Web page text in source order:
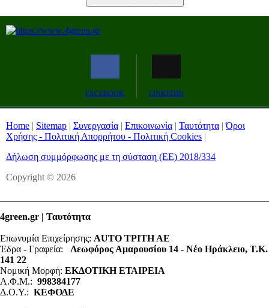
FACEBOOK LINKEDIN
Home | Sitemap | Συνεργασία | Επικοινωνία | Ταυτότητα |Όροι
Χρήσης - Πολιτική Απορρήτου - Πολιτική Cookies |
Δήλωση συμμόρφωσης με τη σύσταση (ΕΕ) 2018/334
Copyright © 2026
4green.gr | Ταυτότητα
Επωνυμία Επιχείρησης: AUTO ΤΡΙΤΗ ΑΕ
Έδρα - Γραφεία: Λεωφόρος Αμαρουσίου 14 - Νέο Ηράκλειο, Τ.Κ.
141 22
Νομική Μορφή: ΕΚΔΟΤΙΚΗ ΕΤΑΙΡΕΙΑ
Α.Φ.Μ.: 998384177
Δ.Ο.Υ.: ΚΕΦΟΔΕ